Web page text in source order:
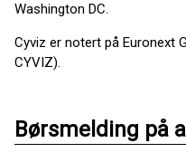
Washington DC.
Cyviz er notert på Euronext
CYVIZ).
Børsmelding på